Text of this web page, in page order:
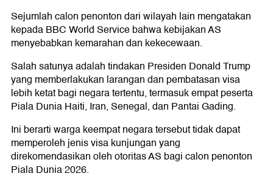
Sejumlah calon penonton dari wilayah lain mengatakan
kepada BBC World Service bahwa kebijakan AS
menyebabkan kemarahan dan kekecewaan.
Salah satunya adalah tindakan Presiden Donald Trump
yang memberlakukan larangan dan pembatasan visa
lebih ketat bagi negara tertentu, termasuk empat peserta
Piala Dunia Haiti, Iran, Senegal, dan Pantai Gading.
Ini berarti warga keempat negara tersebut tidak dapat
memperoleh jenis visa kunjungan yang
direkomendasikan oleh otoritas AS bagi calon penonton
Piala Dunia 2026.